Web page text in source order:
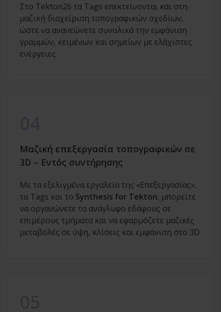
Στο Tekton26 τα Tags επεκτείνονται και στη
μαζική διαχείριση τοπογραφικών σχεδίων,
ώστε να ανανεώνετε συνολικά την εμφάνιση
γραμμών, κειμένων και σημείων με ελάχιστες
ενέργειες.
Μαζική επεξεργασία τοπογραφικών σε
3D – Εντός συντήρησης
Με τα εξελιγμένα εργαλεία της «Επεξεργασίας»,
τα Tags και το Synthesis for Tekton, μπορείτε
να οργανώνετε το ανάγλυφο εδάφους σε
επιμέρους τμήματα και να εφαρμόζετε μαζικές
μεταβολές σε ύψη, κλίσεις και εμφάνιση στο 3D.